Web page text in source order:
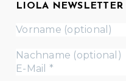
LIOLA NEWSLETTER